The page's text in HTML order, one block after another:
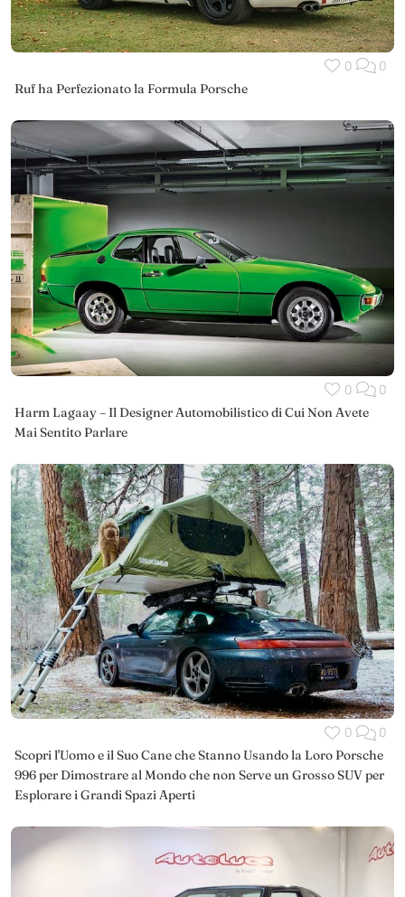
0 0
Ruf ha Perfezionato la Formula Porsche
0 0
Harm Lagaay – Il Designer Automobilistico di Cui Non Avete
Mai Sentito Parlare
0 0
Scopri l'Uomo e il Suo Cane che Stanno Usando la Loro Porsche
996 per Dimostrare al Mondo che non Serve un Grosso SUV per
Esplorare i Grandi Spazi Aperti